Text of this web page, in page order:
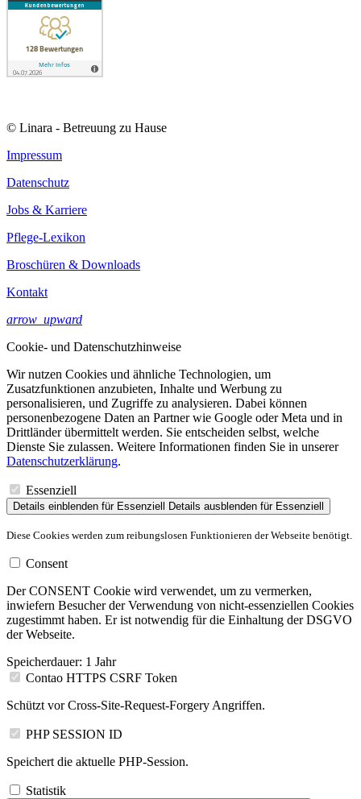
© Linara - Betreuung zu Hause
Impressum
Datenschutz
Jobs & Karriere
Pflege-Lexikon
Broschüren & Downloads
Kontakt
arrow_upward
Cookie- und Datenschutzhinweise
Wir nutzen Cookies und ähnliche Technologien, um
Zusatzfunktionen anzubieten, Inhalte und Werbung zu
personalisieren, und Zugriffe zu analysieren. Dabei können
personenbezogene Daten an Partner wie Google oder Meta und in
Drittländer übermittelt werden. Sie entscheiden selbst, welche
Dienste Sie zulassen. Weitere Informationen finden Sie in unserer
Datenschutzerklärung.
Essenziell
Details einblenden für Essenziell Details ausblenden für Essenziell
Diese Cookies werden zum reibungslosen Funktionieren der Webseite benötigt.
Consent
Der CONSENT Cookie wird verwendet, um zu vermerken,
inwiefern Besucher der Verwendung von nicht-essenziellen Cookies
zugestimmt haben. Er ist notwendig für die Einhaltung der DSGVO
der Webseite.
Speicherdauer: 1 Jahr
Contao HTTPS CSRF Token
Schützt vor Cross-Site-Request-Forgery Angriffen.
PHP SESSION ID
Speichert die aktuelle PHP-Session.
Statistik